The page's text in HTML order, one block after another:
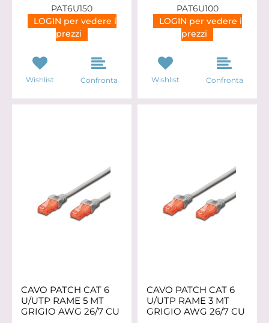
PAT6U150
LOGIN per vedere i
prezzi
Wishlist Confronta
PAT6U100
LOGIN per vedere i
prezzi
Wishlist Confronta
CAVO PATCH CAT 6
U/UTP RAME 5 MT
GRIGIO AWG 26/7 CU
CAVO PATCH CAT 6
U/UTP RAME 3 MT
GRIGIO AWG 26/7 CU